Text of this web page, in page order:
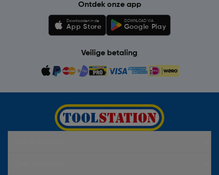
Ontdek onze app
Downloaden in de
App Store
DOWNLOAD VIA
Google Play
Veilige betaling